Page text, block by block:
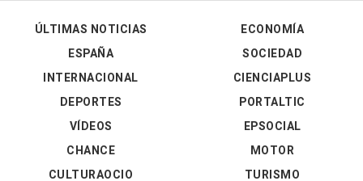
ÚLTIMAS NOTICIAS
ESPAÑA
INTERNACIONAL
DEPORTES
VÍDEOS
ECONOMÍA
SOCIEDAD
CIENCIAPLUS
PORTALTIC
EPSOCIAL
CHANCE
CULTURAOCIO
MOTOR
TURISMO